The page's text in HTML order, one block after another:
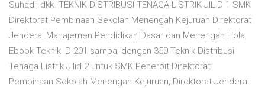
Suhadi, dkk. TEKNIK DISTRIBUSI TENAGA LISTRIK JILID 1 SMK
Direktorat Pembinaan Sekolah Menengah Kejuruan Direktorat
Jenderal Manajemen Pendidikan Dasar dan Menengah Hola:
Ebook Teknik ID 201 sampai dengan 350 Teknik Distribusi
Tenaga Listrik Jilid 2 untuk SMK Penerbit Direktorat
Pembinaan Sekolah Menengah Kejuruan, Direktorat Jenderal